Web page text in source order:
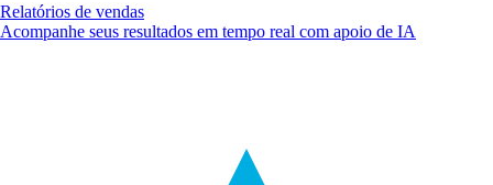
Relatórios de vendas
Acompanhe seus resultados em tempo real com apoio de IA